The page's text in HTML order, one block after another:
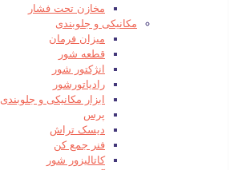
مخازن تحت فشار
مکانیکی و جلوبندی
میزان فرمان
قطعه شور
انژکتور شور
رادیاتورشور
ابزار مکانیکی و جلوبندی
پرس
دیسک تراش
فنر جمع کن
کاتالیزور شور